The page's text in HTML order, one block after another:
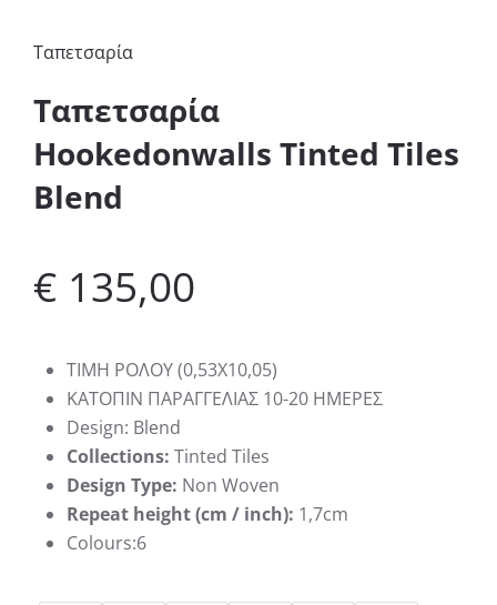
Ταπετσαρία
Ταπετσαρία
Hookedonwalls Tinted Tiles
Blend
€ 135,00
ΤΙΜΗ ΡΟΛΟΥ (0,53Χ10,05)
KATΟΠΙΝ ΠΑΡΑΓΓΕΛΙΑΣ 10-20 ΗΜΕΡΕΣ
Design: Blend
Collections: Tinted Tiles
Design Type: Non Woven
Repeat height (cm / inch): 1,7cm
Colours:6